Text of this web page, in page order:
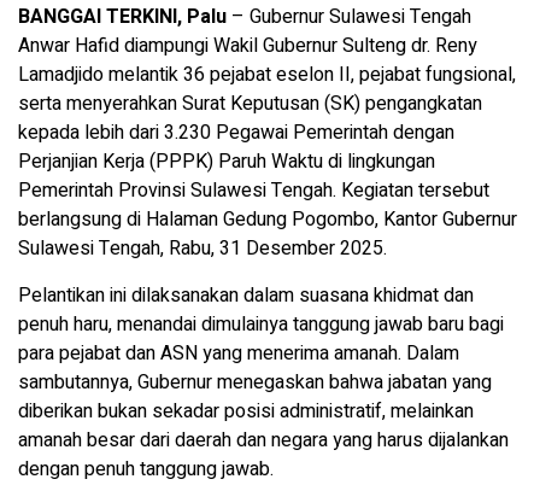
BANGGAI TERKINI, Palu – Gubernur Sulawesi Tengah
Anwar Hafid diampungi Wakil Gubernur Sulteng dr. Reny
Lamadjido melantik 36 pejabat eselon II, pejabat fungsional,
serta menyerahkan Surat Keputusan (SK) pengangkatan
kepada lebih dari 3.230 Pegawai Pemerintah dengan
Perjanjian Kerja (PPPK) Paruh Waktu di lingkungan
Pemerintah Provinsi Sulawesi Tengah. Kegiatan tersebut
berlangsung di Halaman Gedung Pogombo, Kantor Gubernur
Sulawesi Tengah, Rabu, 31 Desember 2025.
Pelantikan ini dilaksanakan dalam suasana khidmat dan
penuh haru, menandai dimulainya tanggung jawab baru bagi
para pejabat dan ASN yang menerima amanah. Dalam
sambutannya, Gubernur menegaskan bahwa jabatan yang
diberikan bukan sekadar posisi administratif, melainkan
amanah besar dari daerah dan negara yang harus dijalankan
dengan penuh tanggung jawab.